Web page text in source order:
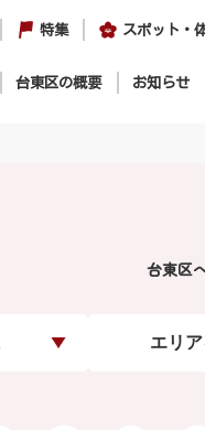
特集 スポット・
台東区の概要 お知らせ
台東区
エリ